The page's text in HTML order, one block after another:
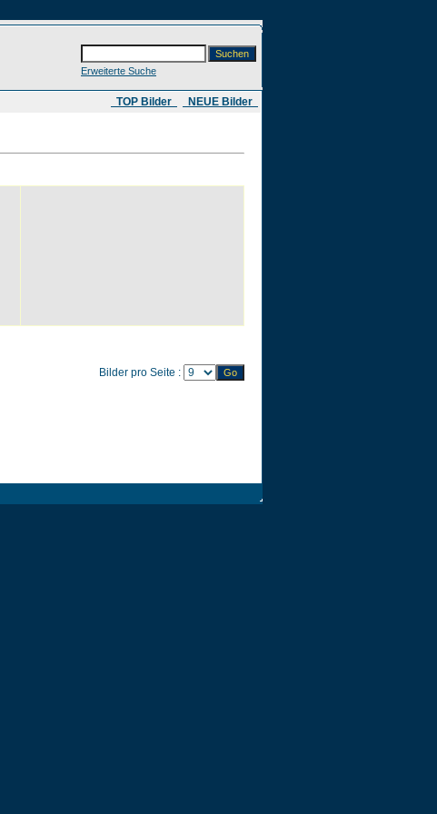
Erweiterte Suche
​ TOP Bilder NEUE Bilder
Bilder pro Seite :